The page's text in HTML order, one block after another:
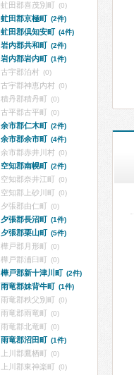
虻田郡喜茂別町 (0)
虻田郡京極町 (2件)
虻田郡倶知安町 (4件)
岩内郡共和町 (2件)
岩内郡岩内町 (1件)
古宇郡泊村 (0)
古宇郡神恵内村 (0)
積丹郡積丹町 (0)
古平郡古平町 (0)
余市郡仁木町 (2件)
余市郡余市町 (4件)
余市郡赤井川村 (0)
空知郡南幌町 (2件)
空知郡奈井江町 (0)
空知郡上砂川町 (0)
夕張郡由仁町 (0)
夕張郡長沼町 (1件)
夕張郡栗山町 (5件)
樺戸郡月形町 (0)
樺戸郡浦臼町 (0)
樺戸郡新十津川町 (2件)
雨竜郡妹背牛町 (1件)
雨竜郡秩父別町 (0)
雨竜郡雨竜町 (0)
雨竜郡北竜町 (0)
雨竜郡沼田町 (1件)
上川郡鷹栖町 (0)
上川郡東神楽町 (0)